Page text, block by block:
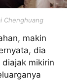
Chenghuang
makin
dia
mikirin